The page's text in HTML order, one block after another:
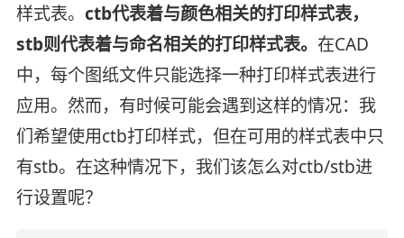
样式表。 ctb代表着与颜色相关的打印样式表，
stb则代表着与命名相关的打印样式表。 在CAD
中，每个图纸文件只能选择一种打印样式表进行
应用。然而，有时候可能会遇到这样的情况：我
们希望使用ctb打印样式，但在可用的样式表中只
有stb。在这种情况下，我们该怎么对ctb/stb进
行设置呢？